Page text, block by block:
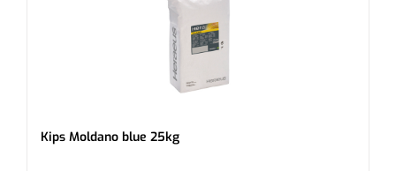
Kips Moldano blue 25kg